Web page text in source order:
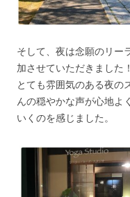
そして、夜は念願のリー
加させていただきました！
とても雰囲気のある夜の
んの穏やかな声が心地よ
いくのを感じました。